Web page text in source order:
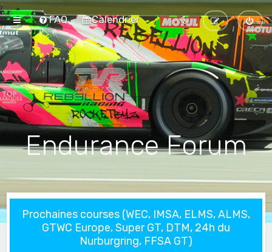
FAQ Calendrier
Endurance Forum
Prochaines courses (WEC, IMSA, ELMS, ALMS,
GTWC Europe, Super GT, DTM, 24h du
Nurburgring, FFSA GT)